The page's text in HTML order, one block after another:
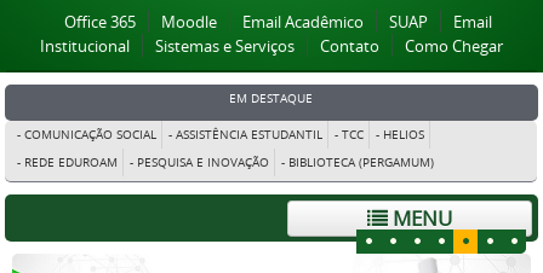
Office 365 Moodle Email Acadêmico SUAP
Email
Institucional
Sistemas e Serviços Contato Como Chegar
EM DESTAQUE
- COMUNICAÇÃO SOCIAL - ASSISTÊNCIA ESTUDANTIL - TCC
- HELIOS
- REDE EDUROAM
- PESQUISA E INOVAÇÃO - BIBLIOTECA (PERGAMUM)
MENU